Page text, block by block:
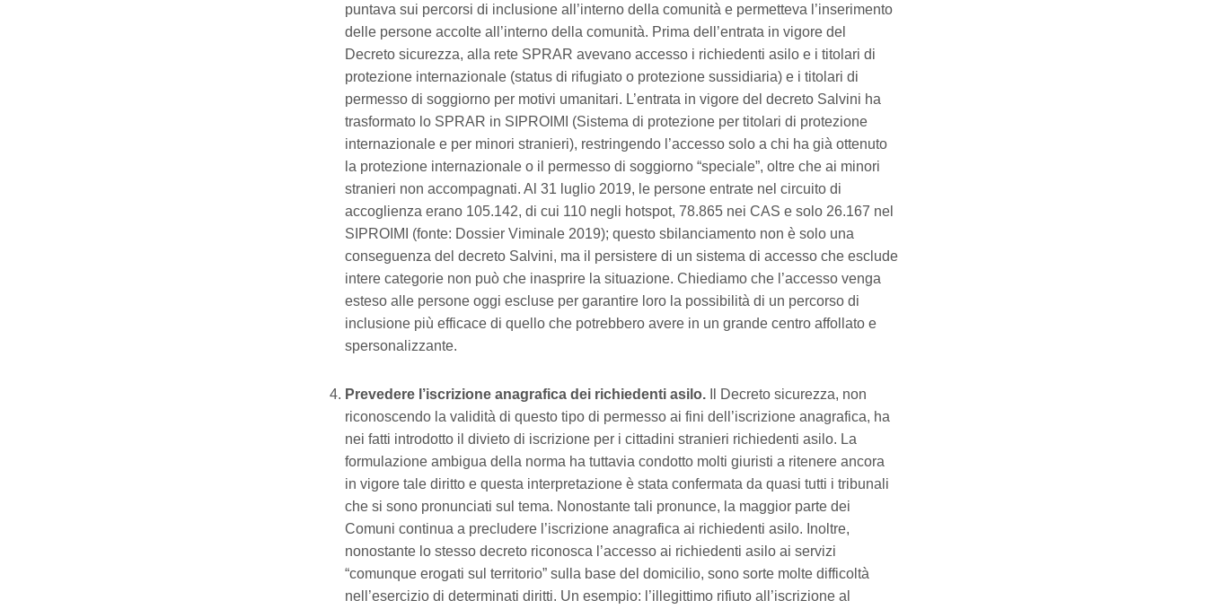
puntava sui percorsi di inclusione all’interno della comunità e permetteva l’inserimento
delle persone accolte all’interno della comunità. Prima dell’entrata in vigore del
Decreto sicurezza, alla rete SPRAR avevano accesso i richiedenti asilo e i titolari di
protezione internazionale (status di rifugiato o protezione sussidiaria) e i titolari di
permesso di soggiorno per motivi umanitari. L’entrata in vigore del decreto Salvini ha
trasformato lo SPRAR in SIPROIMI (Sistema di protezione per titolari di protezione
internazionale e per minori stranieri), restringendo l’accesso solo a chi ha già ottenuto
la protezione internazionale o il permesso di soggiorno “speciale”, oltre che ai minori
stranieri non accompagnati. Al 31 luglio 2019, le persone entrate nel circuito di
accoglienza erano 105.142, di cui 110 negli hotspot, 78.865 nei CAS e solo 26.167 nel
SIPROIMI (fonte: Dossier Viminale 2019); questo sbilanciamento non è solo una
conseguenza del decreto Salvini, ma il persistere di un sistema di accesso che esclude
intere categorie non può che inasprire la situazione. Chiediamo che l’accesso venga
esteso alle persone oggi escluse per garantire loro la possibilità di un percorso di
inclusione più efficace di quello che potrebbero avere in un grande centro affollato e
spersonalizzante.
Prevedere l’iscrizione anagrafica dei richiedenti asilo.Il Decreto sicurezza, non
riconoscendo la validità di questo tipo di permesso ai fini dell’iscrizione anagrafica, ha
nei fatti introdotto il divieto di iscrizione per i cittadini stranieri richiedenti asilo. La
formulazione ambigua della norma ha tuttavia condotto molti giuristi a ritenere ancora
in vigore tale diritto e questa interpretazione è stata confermata da quasi tutti i tribunali
che si sono pronunciati sul tema. Nonostante tali pronunce, la maggior parte dei
Comuni continua a precludere l’iscrizione anagrafica ai richiedenti asilo. Inoltre,
nonostante lo stesso decreto riconosca l’accesso ai richiedenti asilo ai servizi
“comunque erogati sul territorio” sulla base del domicilio, sono sorte molte difficoltà
nell’esercizio di determinati diritti. Un esempio: l’illegittimo rifiuto all’iscrizione al